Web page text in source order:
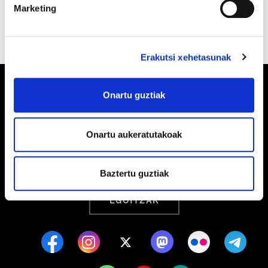
Marketing
Erakutsi xehetasunak
Onartu guztiak
Onartu aukeratutakoak
Baztertu guztiak
Tel:944 03 77 00
EGOITZAK